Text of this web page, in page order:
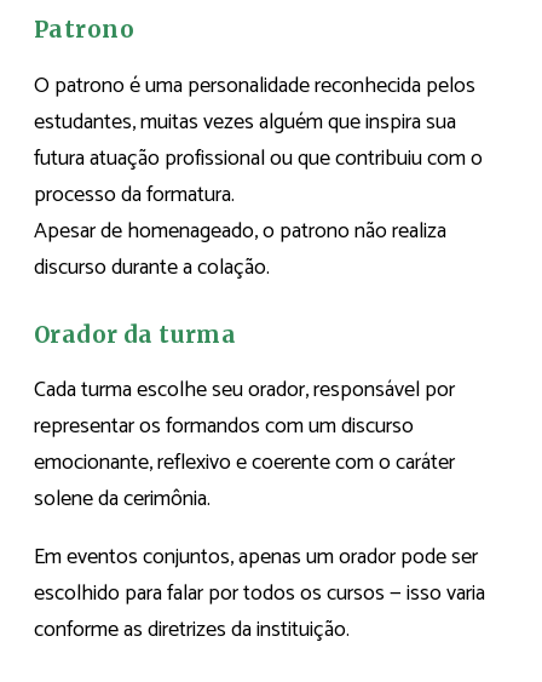
Patrono
O patrono é uma personalidade reconhecida pelos
estudantes, muitas vezes alguém que inspira sua
futura atuação profissional ou que contribuiu com o
processo da formatura.
Apesar de homenageado, o patrono não realiza
discurso durante a colação.
Orador da turma
Cada turma escolhe seu orador, responsável por
representar os formandos com um discurso
emocionante, reflexivo e coerente com o caráter
solene da cerimônia.
Em eventos conjuntos, apenas um orador pode ser
escolhido para falar por todos os cursos — isso varia
conforme as diretrizes da instituição.